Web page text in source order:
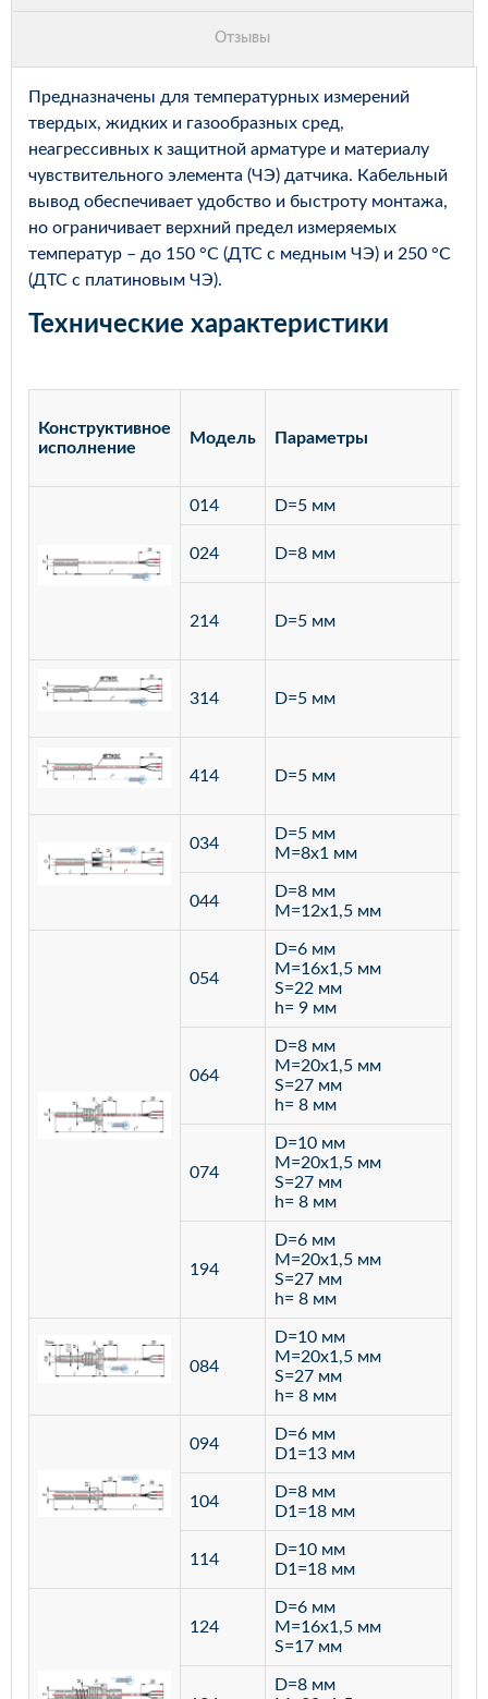
Предназначены для температурных измерений
твердых, жидких и газообразных сред,
неагрессивных к защитной арматуре и материалу
чувствительного элемента (ЧЭ) датчика. Кабельный
вывод обеспечивает удобство и быстроту монтажа,
но ограничивает верхний предел измеряемых
температур – до 150 °С (ДТС с медным ЧЭ) и 250 °С
(ДТС с платиновым ЧЭ).
Технические характеристики
Конструктивное
исполнение
Модель Параметры
014 D=5 мм
024 D=8 мм
214 D=5 мм
314 D=5 мм
414 D=5 мм
034
D=5 мм
M=8х1 мм
044
D=8 мм
M=12х1,5 мм
054
D=6 мм
M=16х1,5 мм
S=22 мм
h= 9 мм
064
D=8 мм
M=20х1,5 мм
S=27 мм
h= 8 мм
074
D=10 мм
M=20х1,5 мм
S=27 мм
h= 8 мм
194
D=6 мм
M=20х1,5 мм
S=27 мм
h= 8 мм
084
D=10 мм
M=20х1,5 мм
S=27 мм
h= 8 мм
094
D=6 мм
D1=13 мм
104
D=8 мм
D1=18 мм
114
D=10 мм
D1=18 мм
124
D=6 мм
M=16х1,5 мм
S=17 мм
D=8 мм